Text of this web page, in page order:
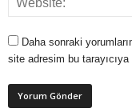
Daha sonraki
site adresim bu